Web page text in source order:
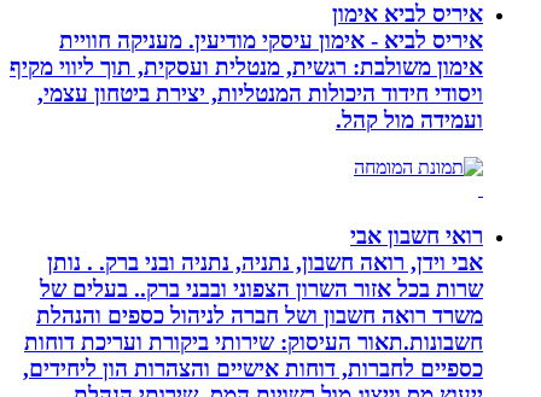
איריס לביא אימון
איריס לביא - אימון עיסקי מודיעין. מעניקה חוויית
אימון משולבת: רגשית, מנטלית ועסקית, תוך ליווי מקיף
ויסודי חידוד היכולות המנטליות, יצירת ביטחון עצמי,
ועמידה מול קהל.
רואי חשבון אבי
אבי וידן, רואה חשבון, נתניה, נתניה ובני ברק. . נותן
שרות בכל אזור השרון הצפוני ובבני ברק.. בעלים של
משרד רואה חשבון ושל חברה לניהול כספים והנהלת
חשבונות.תאור העיסוק: שירותי ביקורת ועריכת דוחות
כספיים לחברות, דוחות אישיים והצהרות הון ליחידים,